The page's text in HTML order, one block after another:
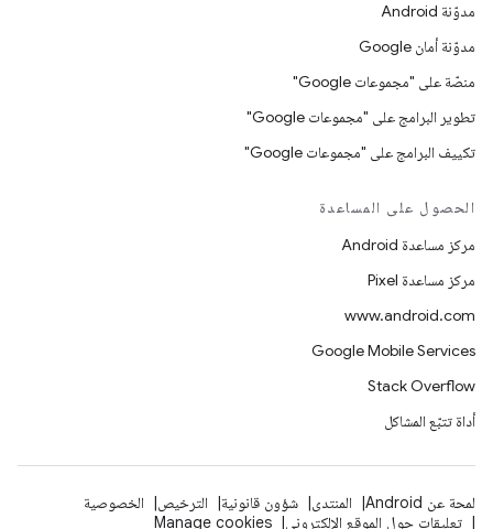
مدوّنة Android
مدوّنة أمان Google
منصّة على "مجموعات Google"
تطوير البرامج على "مجموعات Google"
تكييف البرامج على "مجموعات Google"
الحصول على المساعدة
مركز مساعدة Android
مركز مساعدة Pixel
www.android.com
Google Mobile Services
Stack Overflow
أداة تتبّع المشاكل
لمحة عن Android المنتدى شؤون قانونية الترخيص
الخصوصية
تعليقات حول الموقع الإلكتروني
Manage cookies